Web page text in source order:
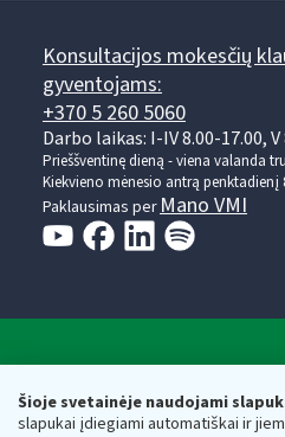
Šioje svetainėje naudojami
slapukai įdiegiami automatiškai ir
Konsultacijos mokesčių
gyventojams:
+370 5 260 5060
Darbo laikas: I-IV 8.00-17.00, V
Prieššventinę dieną - viena valanda
Kiekvieno mėnesio antrą penktadienį
Paklausimas per Mano VMI
Respublikos finansų